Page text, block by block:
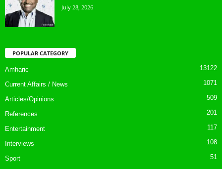
July 28, 2026
POPULAR CATEGORY
Amharic 13122
Current Affairs / News 1071
Articles/Opinions 509
References 201
Entertainment 117
Interviews 108
Sport 51